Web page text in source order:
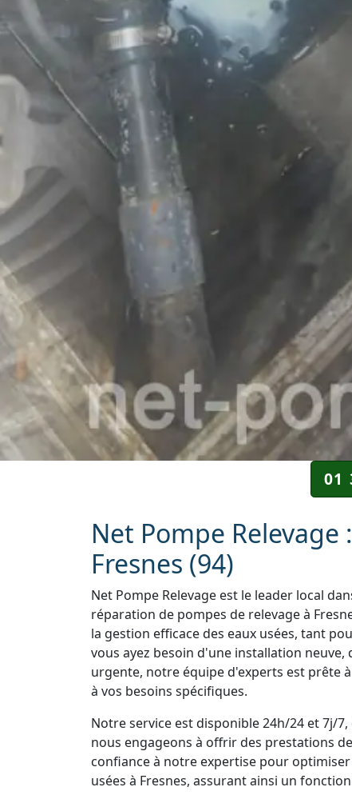
01
Net Pompe Relevage
Fresnes (94)
Net Pompe Relevage est le leader local
réparation de pompes de relevage à
la gestion efficace des eaux usées, tant
vous ayez besoin d'une installation
urgente, notre équipe d'experts est prête
à vos besoins spécifiques.
Notre service est disponible 24h/24 et 7j/
nous engageons à offrir des prestations
confiance à notre expertise pour
usées à Fresnes, assurant ainsi un